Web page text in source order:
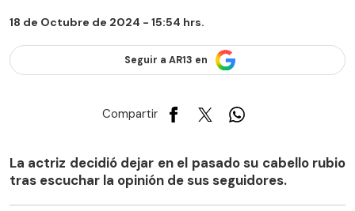
18 de Octubre de 2024 - 15:54 hrs.
Seguir a AR13 en
Compartir
La actriz decidió dejar en el pasado su cabello rubio
tras escuchar la opinión de sus seguidores.